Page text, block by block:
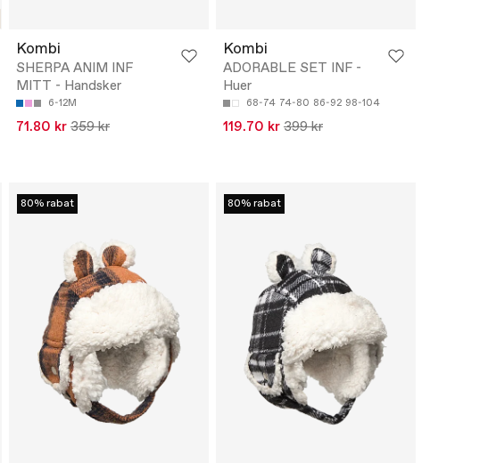
Kombi
SHERPA ANIM INF
MITT - Handsker
6-12M
71.80 kr 359 kr
Kombi
ADORABLE SET INF -
Huer
68-74 74-80 86-92 98-104
119.70 kr 399 kr
80% rabat 80% rabat